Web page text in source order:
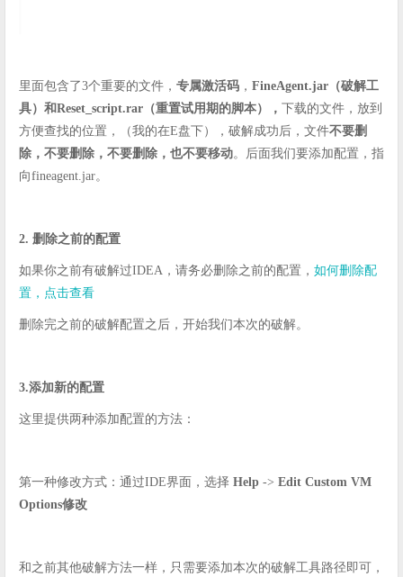
里面包含了3个重要的文件， 专属激活码 ， FineAgent.jar（破解工
具）和Reset_script.rar（重置试用期的脚本）， 下载的文件，放到
方便查找的位置，（我的在E盘下），破解成功后，文件不要删
除，不要删除，不要删除，也不要移动。后面我们要添加配置，指
向fineagent.jar。
2. 删除之前的配置
如果你之前有破解过IDEA，请务必删除之前的配置， 如何删除配
置，点击查看
删除完之前的破解配置之后，开始我们本次的破解。
3.添加新的配置
这里提供两种添加配置的方法：
第一种修改方式：通过IDE界面，选择 Help -> Edit Custom VM
Options修改
和之前其他破解方法一样，只需要添加本次的破解工具路径即可，